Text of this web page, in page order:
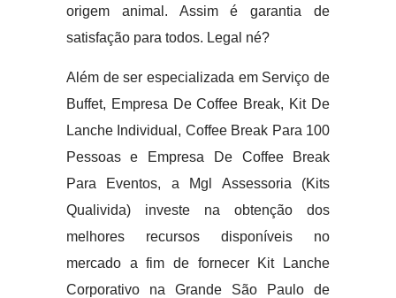
origem animal. Assim é garantia de
satisfação para todos. Legal né?
Além de ser especializada em Serviço de
Buffet, Empresa De Coffee Break, Kit De
Lanche Individual, Coffee Break Para 100
Pessoas e Empresa De Coffee Break
Para Eventos, a Mgl Assessoria (Kits
Qualivida) investe na obtenção dos
melhores recursos disponíveis no
mercado a fim de fornecer Kit Lanche
Corporativo na Grande São Paulo de